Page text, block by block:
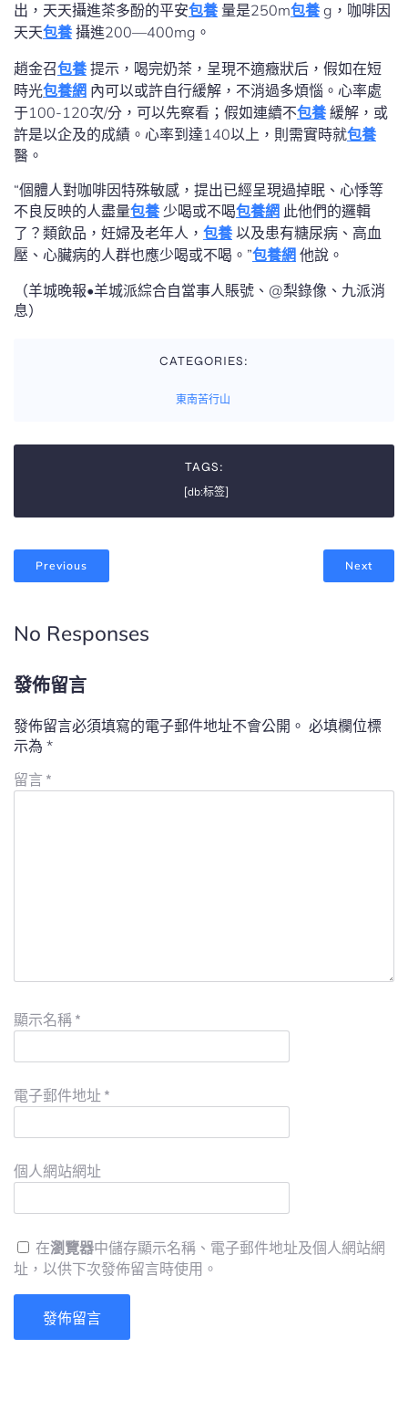
出，天天攝進茶多酚的平安包養 量是250m包養 g，咖啡因
天天包養 攝進200—400mg。
趙金召包養 提示，喝完奶茶，呈現不適癥狀后，假如在短
時光包養網 內可以或許自行緩解，不消過多煩惱。心率處
于100-120次/分，可以先察看；假如連續不包養 緩解，或
許是以企及的成績。心率到達140以上，則需實時就包養
醫。
“個體人對咖啡因特殊敏感，提出已經呈現過掉眠、心悸等
不良反映的人盡量包養 少喝或不喝包養網 此他們的邏輯
了？類飲品，妊婦及老年人， 包養 以及患有糖尿病、高血
壓、心臟病的人群也應少喝或不喝。”包養網 他說。
（羊城晚報•羊城派綜合自當事人賬號、@梨錄像、九派消
息）
CATEGORIES:
東南苦行山
TAGS:
[db:标签]
Previous Next
No Responses
發佈留言
發佈留言必須填寫的電子郵件地址不會公開。 必填欄位標
示為 *
留言 *
顯示名稱 *
電子郵件地址 *
個人網站網址
在瀏覽器中儲存顯示名稱、電子郵件地址及個人網站網
址，以供下次發佈留言時使用。